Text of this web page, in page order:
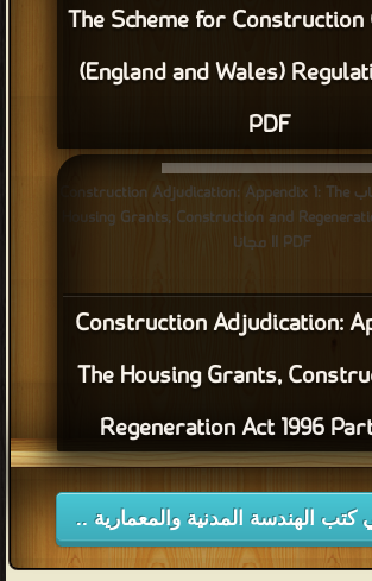
The Scheme for
(England and Wales)
PDF
Construction Adjudication:
The Housing Grants,
Regeneration Act 1996
قراءة و تحميل كتاب Construction Adjudication: Appendix 1: The
Housing Grants, Construction and
II PDF مجانا
كتب الهندسة المدنية والمعمارية ..